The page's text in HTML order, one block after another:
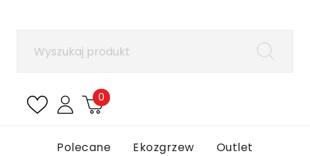
0
Polecane Ekozgrzew Outlet
Aby zapisać produkty na liście ulubionych, musisz
Anuluj Zaloguj się